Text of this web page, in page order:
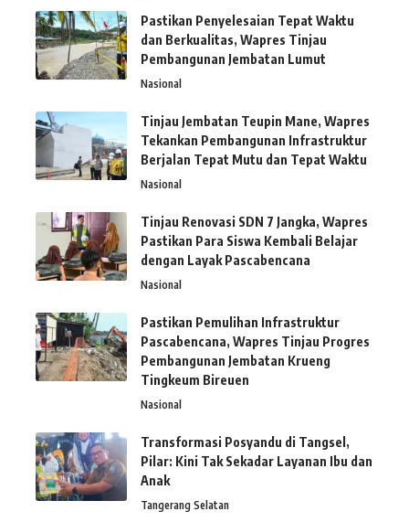
Pastikan Penyelesaian Tepat Waktu
dan Berkualitas, Wapres Tinjau
Pembangunan Jembatan Lumut
Nasional
Tinjau Jembatan Teupin Mane, Wapres
Tekankan Pembangunan Infrastruktur
Berjalan Tepat Mutu dan Tepat Waktu
Nasional
Tinjau Renovasi SDN 7 Jangka, Wapres
Pastikan Para Siswa Kembali Belajar
dengan Layak Pascabencana
Nasional
Pastikan Pemulihan Infrastruktur
Pascabencana, Wapres Tinjau Progres
Pembangunan Jembatan Krueng
Tingkeum Bireuen
Nasional
Transformasi Posyandu di Tangsel,
Pilar: Kini Tak Sekadar Layanan Ibu dan
Anak
Tangerang Selatan